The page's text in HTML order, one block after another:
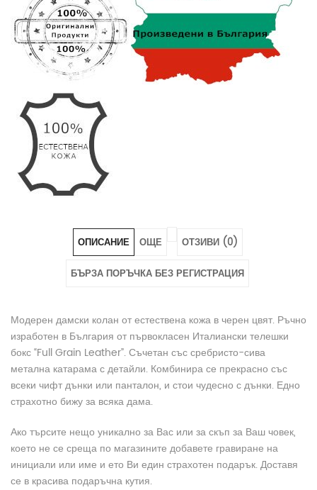
Колан
АРТ#
2143"
on
Facebook
Колан
АРТ#
2143"
on
Pinterest
Колан
АРТ#
2143"
on
LinkedIn
ОПИСАНИЕ ОЩЕ ОТЗИВИ (0)
БЪРЗА ПОРЪЧКА БЕЗ РЕГИСТРАЦИЯ
Модерен дамски колан от естествена кожа в черен цвят. Ръчно
изработен в България от първокласен Италиански телешки
бокс “Full Grain Leather”. Съчетан със сребристо-сива
метална катарама с детайли. Комбинира се прекрасно със
всеки чифт дънки или панталон, и стои чудесно с дънки. Едно
страхотно бижу за всяка дама.
Ако търсите нещо уникално за Вас или за скъп за Ваш човек,
което не се среща по магазините добавете гравиране на
инициали или име и ето Ви един страхотен подарък. Доставя
се в красива подаръчна кутия.